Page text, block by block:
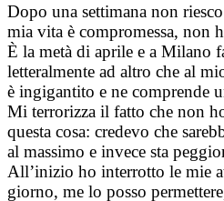
Dopo una settimana non
mia vita è compromessa, non
È la metà di aprile e a Milano
letteralmente ad altro che al
è ingigantito e ne comprende
Mi terrorizza il fatto che non
questa cosa: credevo che
al massimo e invece sta
All’inizio ho interrotto le mie
giorno, me lo posso